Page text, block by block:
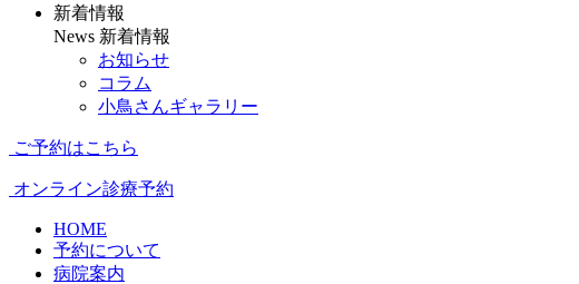
新着情報
News 新着情報
お知らせ
コラム
小鳥さんギャラリー
ご予約はこちら
オンライン診療予約
HOME
予約について
病院案内